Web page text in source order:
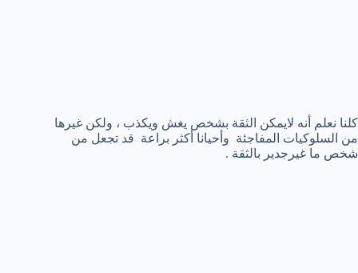
كلنا نعلم أنه لايمكن الثقة بشخص يغش ويكذب ، ولكن غيرها
من السلوكيات المفاجئة وأحيانا أكثر براعة قد تجعل من
شخص ما غيرجدير بالثقة .